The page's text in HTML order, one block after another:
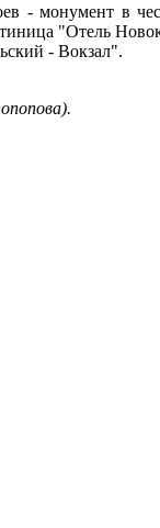
- монумент в
"Отель
- Вокзал".